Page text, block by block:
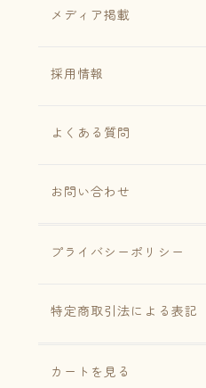
メディア掲載
採用情報
よくある質問
お問い合わせ
プライバシーポリシー
特定商取引法による表記
カートを見る